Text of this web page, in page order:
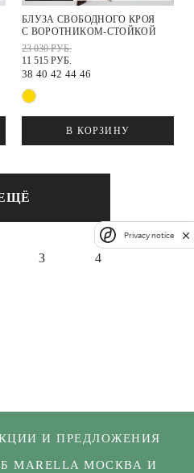
БЛУЗА СВОБОДНОГО КРОЯ
С ВОРОТНИКОМ-СТОЙКОЙ
23 030 РУБ.
11 515 РУБ.
38 40 42 44 46
В КОРЗИНУ
3 4
И ПРЕДЛОЖЕНИЯ
MARELLA МОСКВА И
Privacy notice